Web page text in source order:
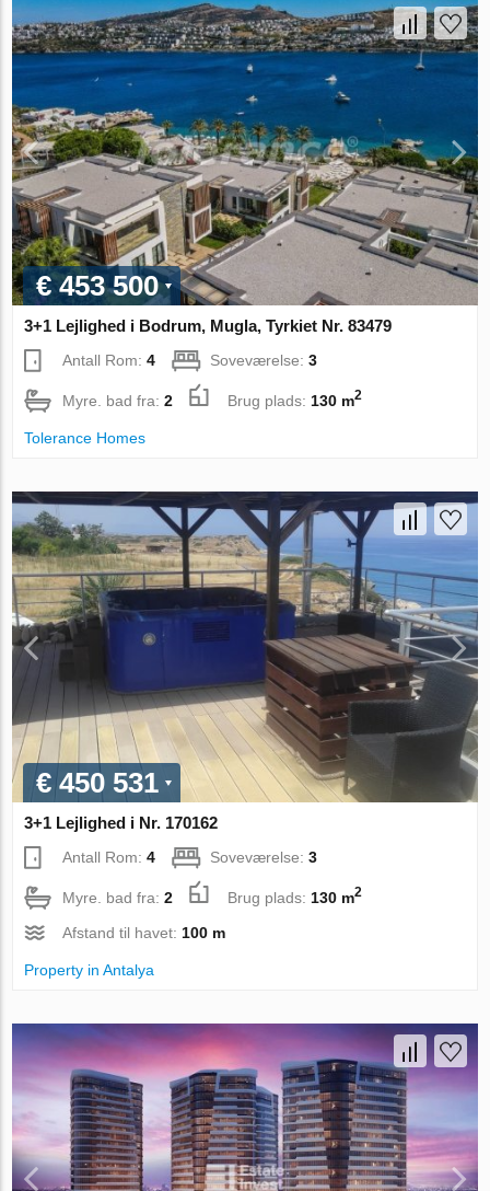
€ 453 500
3+1 Lejlighed i Bodrum, Mugla, Tyrkiet Nr. 83479
Antall Rom:4 Soveværelse:3
Myre. bad fra:2 Brug plads: 130 m2
Tolerance Homes
€ 450 531
3+1 Lejlighed i Nr. 170162
Antall Rom:4 Soveværelse:3
Myre. bad fra:2 Brug plads: 130 m2
Afstand til havet: 100 m
Property in Antalya